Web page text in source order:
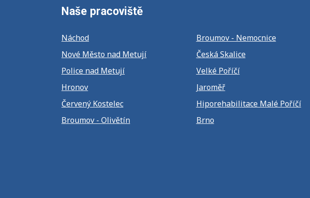
Naše pracoviště
Náchod
Nové Město nad Metují
Police nad Metují
Hronov
Červený Kostelec
Broumov - Olivětín
Broumov - Nemocnice
Česká Skalice
Velké Poříčí
Jaroměř
Hiporehabilitace Malé Poříčí
Brno